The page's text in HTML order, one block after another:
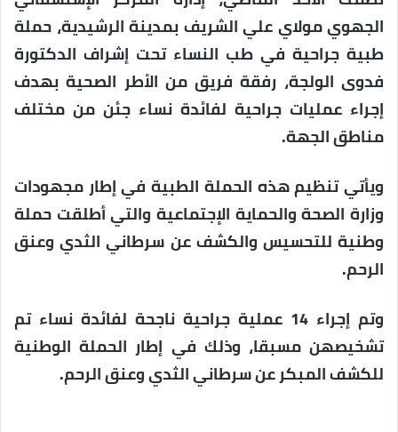
الجهوي مولاي علي الشريف بمدينة الرشيدية، حملة
طبية جراحية في طب النساء تحت إشراف الدكتورة
فدوى الولجة، رفقة فريق من الأطر الصحية بهدف
إجراء عمليات جراحية لفائدة نساء جئن من مختلف
مناطق الجهة.
ويأتي تنظيم هذه الحملة الطبية في إطار مجهودات
وزارة الصحة والحماية الإجتماعية والتي أطلقت حملة
وطنية للتحسيس والكشف عن سرطاني الثدي وعنق
الرحم.
وتم إجراء 14 عملية جراحية ناجحة لفائدة نساء تم
تشخيصهن مسبقا، وذلك في إطار الحملة الوطنية
للكشف المبكر عن سرطاني الثدي وعنق الرحم.